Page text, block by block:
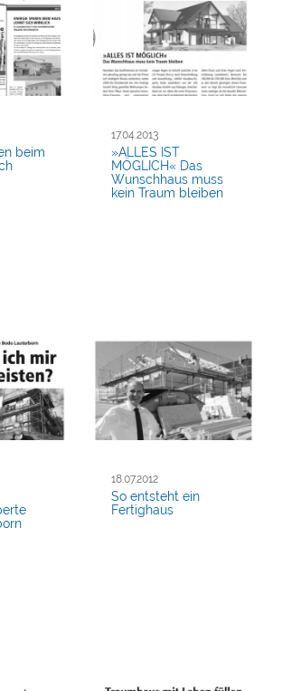
beim
17.04.2013
»ALLES IST
MÖGLICH« Das
Wunschhaus muss
kein Traum bleiben
18.07.2012
So entsteht ein
Fertighaus